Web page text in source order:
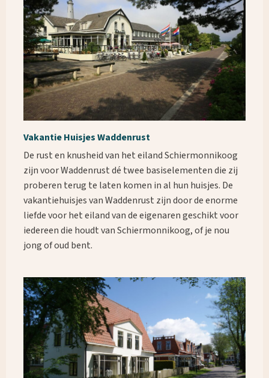
Vakantie Huisjes Waddenrust
De rust en knusheid van het eiland Schiermonnikoog
zijn voor Waddenrust dé twee basiselementen die zij
proberen terug te laten komen in al hun huisjes. De
vakantiehuisjes van Waddenrust zijn door de enorme
liefde voor het eiland van de eigenaren geschikt voor
iedereen die houdt van Schiermonnikoog, of je nou
jong of oud bent.